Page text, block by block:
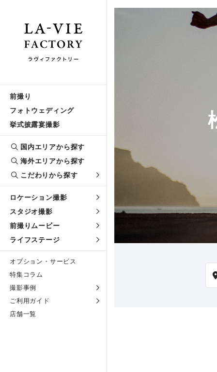
前撮り
フォトウェディング
挙式披露宴撮影
国内エリアから探す
海外エリアから探す
こだわりから探す
ロケーション撮影
スタジオ撮影
前撮りムービー
ライフステージ
オプション・サービス
特集コラム
撮影事例
ご利用ガイド
店舗一覧